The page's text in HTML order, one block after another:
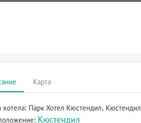
Карта
Парк Хотел Кюстендил, Кюстендил
Кюстендил